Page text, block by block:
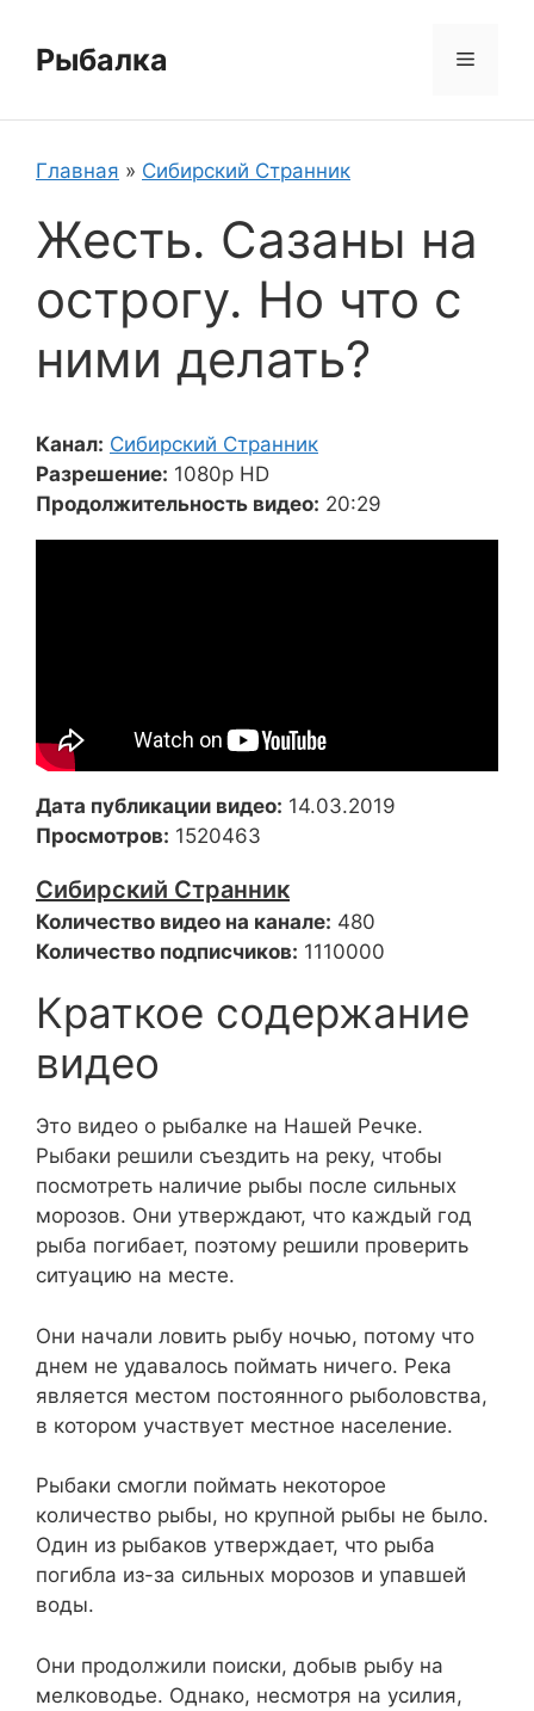
содержимому
Рыбалка Меню
Главная » Сибирский Странник
Жесть. Сазаны на
острогу. Но что с
ними делать?
Канал: Сибирский Странник
Разрешение: 1080p HD
Продолжительность видео: 20:29
Дата публикации видео: 14.03.2019
Просмотров: 1520463
Сибирский Странник
Количество видео на канале: 480
Количество подписчиков: 1110000
Краткое содержание
видео
Это видео о рыбалке на Нашей Речке.
Рыбаки решили съездить на реку, чтобы
посмотреть наличие рыбы после сильных
морозов. Они утверждают, что каждый год
рыба погибает, поэтому решили проверить
ситуацию на месте.
Они начали ловить рыбу ночью, потому что
днем не удавалось поймать ничего. Река
является местом постоянного рыболовства,
в котором участвует местное население.
Рыбаки смогли поймать некоторое
количество рыбы, но крупной рыбы не было.
Один из рыбаков утверждает, что рыба
погибла из-за сильных морозов и упавшей
воды.
Они продолжили поиски, добыв рыбу на
мелководье. Однако, несмотря на усилия,